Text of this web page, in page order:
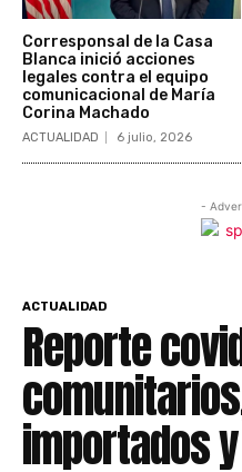
Corresponsal de la Casa
Blanca inició acciones
legales contra el equipo
comunicacional de María
Corina Machado
ACTUALIDAD 6 julio, 2026
-